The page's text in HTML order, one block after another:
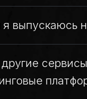
выпускаюсь
другие